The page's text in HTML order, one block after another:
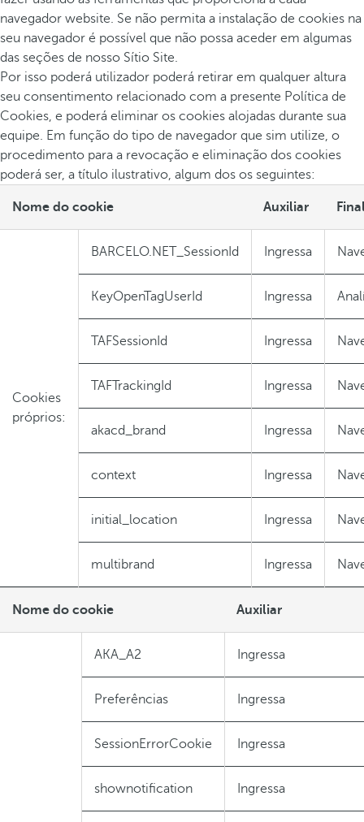
navegador website. Se não permita a instalação de cookies na
seu navegador é possível que não possa aceder em algumas
das seções de nosso Sítio Site.
Por isso poderá utilizador poderá retirar em qualquer altura
seu consentimento relacionado com a presente Política de
Cookies, e poderá eliminar os cookies alojadas durante sua
equipe. Em função do tipo de navegador que sim utilize, o
procedimento para a revocação e eliminação dos cookies
poderá ser, a título ilustrativo, algum dos os seguintes:
Nome do cookie Auxiliar
Cookies
próprios:
BARCELO.NET_SessionId Ingressa
KeyOpenTagUserId Ingressa
TAFSessionId Ingressa
TAFTrackingId Ingressa
akacd_brand Ingressa
context Ingressa
initial_location Ingressa
multibrand Ingressa
Nome do cookie Auxiliar
AKA_A2 Ingressa
Preferências Ingressa
SessionErrorCookie Ingressa
shownotification Ingressa